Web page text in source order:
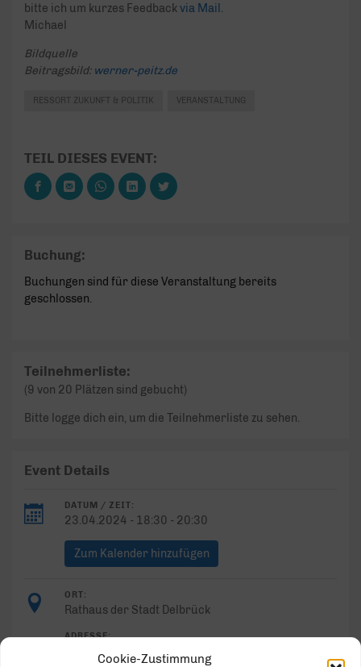
Cookie-Zustimmung
bitte ich um kurzes Feedbackvia Mail.
Michael
Bildquelle
Beitragsbild: werner-peitz.de
RESSORT ZUKUNFT & POLITIK VERANSTALTUNG
TEIL DIESES EVENT:
Buchung:
Buchungen sind für diese Veranstaltung bereits
geschlossen.
Teilnehmerliste:
(9 von 20 Plätzen sind gebucht)
Bitte logge dich ein, um die Teilnehmerliste zu sehen.
Event Details
DATUM / ZEIT:
23.04.2024 - 18:30 - 20:30
Zum Kalender hinzufügen
ORT:
Rathaus der Stadt Delbrück
ADRESSE:
Himmelreichallee 20